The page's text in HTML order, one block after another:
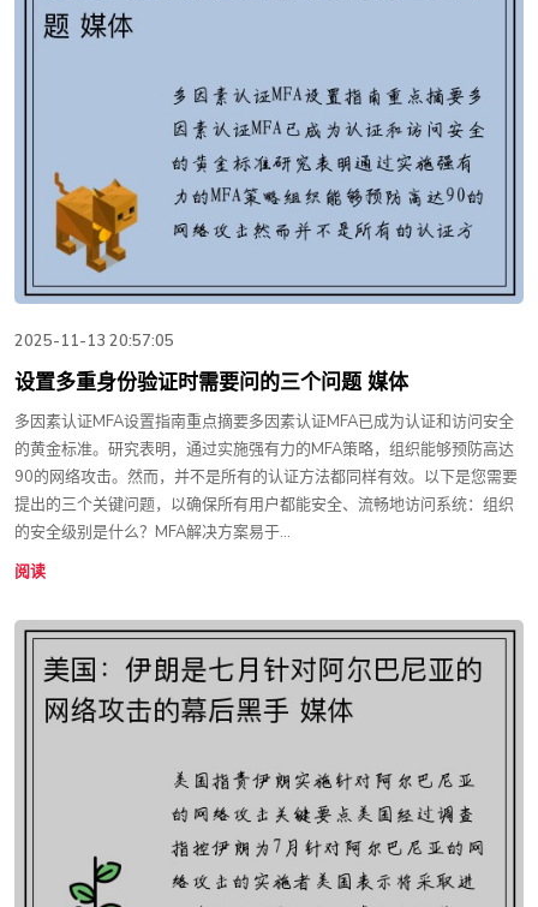
2025-11-13 20:57:05
设置多重身份验证时需要问的三个问题 媒体
多因素认证MFA设置指南重点摘要多因素认证MFA已成为认证和访问安全
的黄金标准。研究表明，通过实施强有力的MFA策略，组织能够预防高达
90的网络攻击。然而，并不是所有的认证方法都同样有效。以下是您需要
提出的三个关键问题，以确保所有用户都能安全、流畅地访问系统：组织
的安全级别是什么？MFA解决方案易于...
阅读